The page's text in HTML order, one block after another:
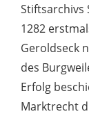
Stiftsarchivs
1282
Geroldseck
des
Erfolg
Marktrecht